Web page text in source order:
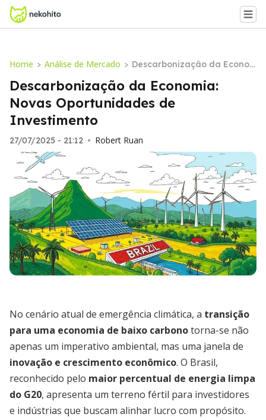
Home > Análise de Mercado > Descarbonização da Econo
mia: Novas Oportunidades d
e Investimento
Descarbonização da Economia:
Novas Oportunidades de
Investimento
27/07/2025 - 21:12 • Robert Ruan
No cenário atual de emergência climática, a transição
para uma economia de baixo carbonotorna-se não
apenas um imperativo ambiental, mas uma janela de
inovação e crescimento econômico. O Brasil,
reconhecido pelo maior percentual de energia limpa
do G20, apresenta um terreno fértil para investidores
e indústrias que buscam alinhar lucro com propósito.